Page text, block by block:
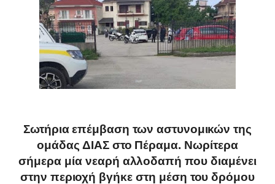
Σωτήρια επέμβαση των αστυνομικών της
ομάδας ΔΙΑΣ στο Πέραμα. Νωρίτερα
σήμερα μία νεαρή αλλοδαπή που διαμένει
στην περιοχή βγήκε στη μέση του δρόμου